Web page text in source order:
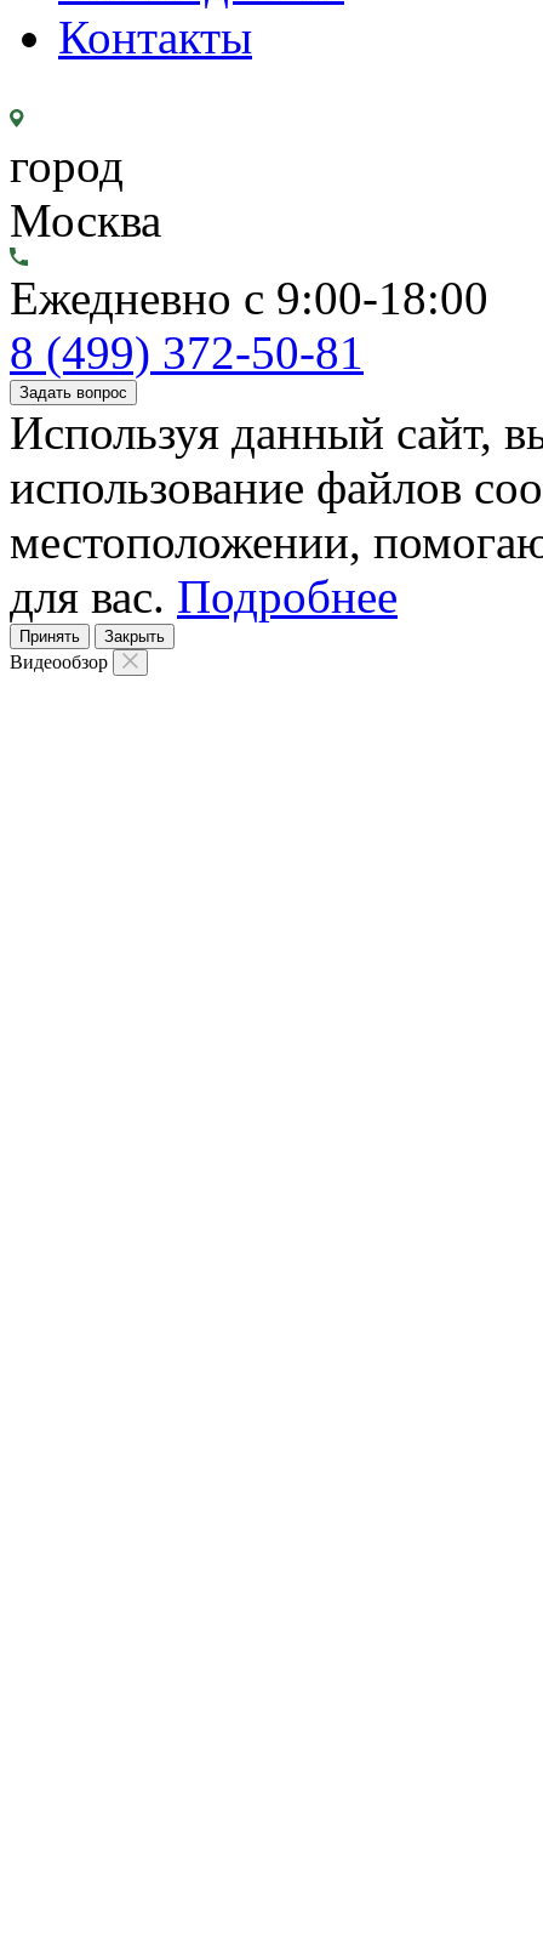
Контакты
город
Москва
Ежедневно с 9:00-18:00
8 (499) 372-50-81
Задать вопрос
Используя данный сайт,
использование файлов
местоположении,
для вас. Подробнее
Принять Закрыть
Видеообзор